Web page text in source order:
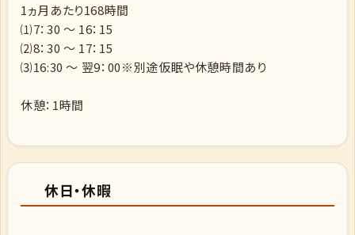
1ヵ月あたり168時間
⑴7：30 ～ 16：15
⑵8：30 ～ 17：15
⑶16:30 ～ 翌9：00※別途仮眠や休憩時間あり
休憩：1時間
休日・休暇